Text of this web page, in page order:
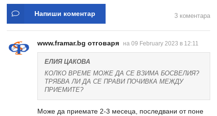
Напиши коментар 3 коментара
www.framar.bg отговаря на 09 February 2023 в 12:11
ЕЛИЯ ЦАКОВА
КОЛКО ВРЕМЕ МОЖЕ ДА СЕ ВЗИМА БОСВЕЛИЯ?
ТРЯБВА ЛИ ДА СЕ ПРАВИ ПОЧИВКА МЕЖДУ
ПРИЕМИТЕ?
Може да приемате 2-3 месеца, последвани от поне